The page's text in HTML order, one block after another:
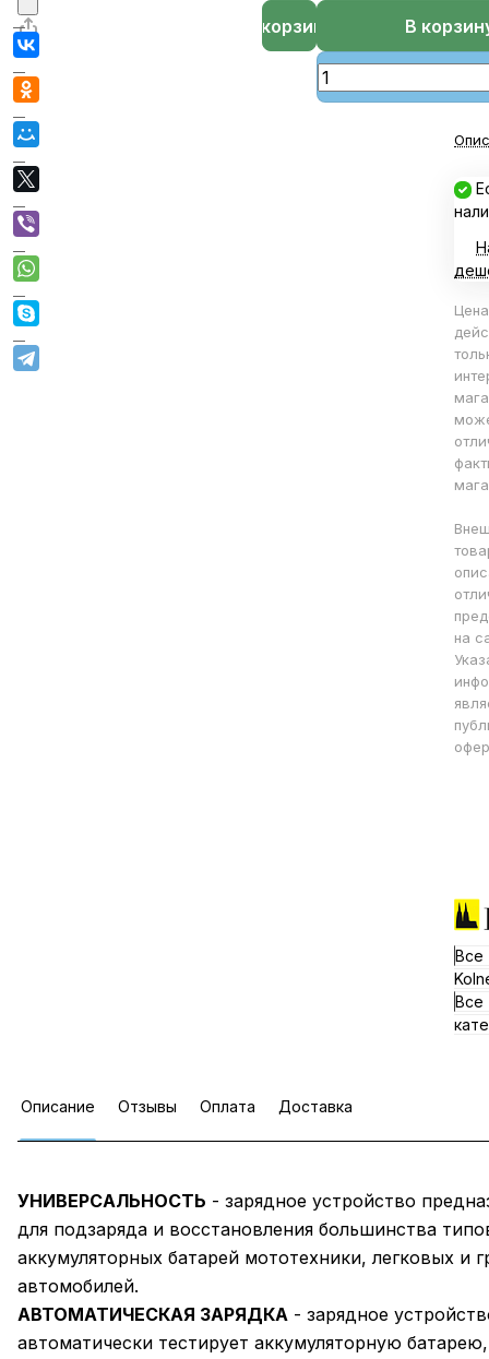
В
В корзине
Цена
на
Все
Все
Описание Отзывы Оплата Доставка
УНИВЕРСАЛЬНОСТЬ - зарядное устройство
для подзаряда и восстановления большинства
аккумуляторных батарей мототехники, легковых и
автомобилей.
АВТОМАТИЧЕСКАЯ ЗАРЯДКА - зарядное
автоматически тестирует аккумуляторную